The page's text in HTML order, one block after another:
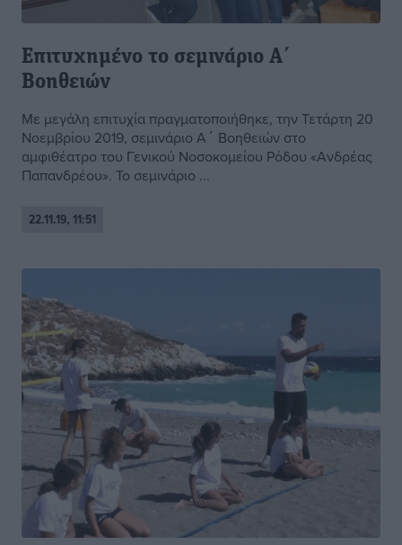
Επιτυχημένο το σεμινάριο Α΄
Βοηθειών
Με μεγάλη επιτυχία πραγματοποιήθηκε, την Τετάρτη 20
Νοεμβρίου 2019, σεμινάριο Α΄ Βοηθειών στο
αμφιθέατρο του Γενικού Νοσοκομείου Ρόδου «Ανδρέας
Παπανδρέου». Το σεμινάριο ...
22.11.19, 11:51